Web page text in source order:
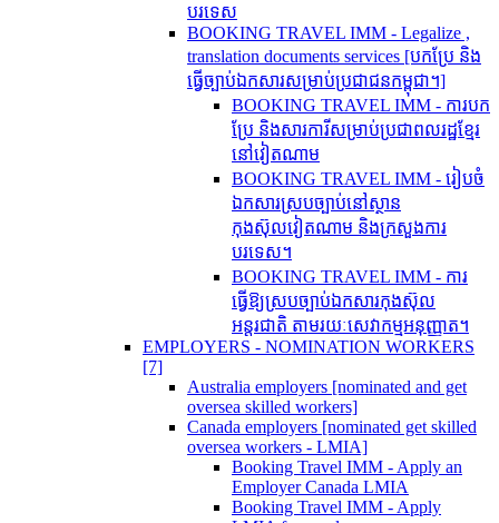
បរទេស
BOOKING TRAVEL IMM - Legalize ,
translation documents services [បកប្រែ និង​
ធ្វើ​ច្បាប់​ឯកសារ​សម្រាប់​ប្រជាជន​កម្ពុជា។]
BOOKING TRAVEL IMM - ការបក
ប្រែ និងសារការីសម្រាប់ប្រជាពលរដ្ឋខ្មែរ
នៅវៀតណាម
BOOKING TRAVEL IMM - រៀបចំ
ឯកសារស្របច្បាប់នៅស្ថាន
កុងស៊ុលវៀតណាម និងក្រសួងការ
បរទេស។
BOOKING TRAVEL IMM - ការ
ធ្វើឱ្យស្របច្បាប់ឯកសារកុងស៊ុល
អន្តរជាតិ តាមរយៈសេវាកម្មអនុញ្ញាត។
EMPLOYERS - NOMINATION WORKERS
[7]
Australia employers [nominated and get
oversea skilled workers]
Canada employers [nominated get skilled
oversea workers - LMIA]
Booking Travel IMM - Apply an
Employer Canada LMIA
Booking Travel IMM - Apply